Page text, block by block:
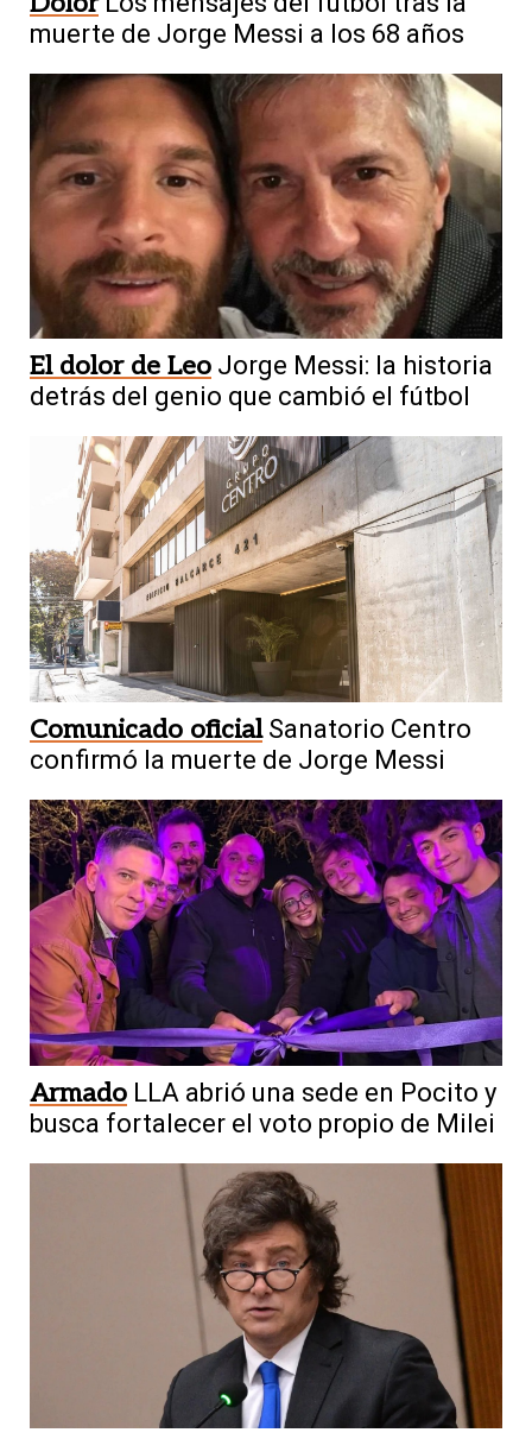
muerte de Jorge Messi a los 68 años
El dolor de Leo Jorge Messi: la historia
detrás del genio que cambió el fútbol
Comunicado oficial Sanatorio Centro
confirmó la muerte de Jorge Messi
Armado LLA abrió una sede en Pocito y
busca fortalecer el voto propio de Milei